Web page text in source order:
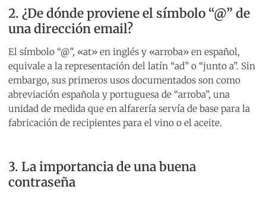
2. ¿De dónde proviene el símbolo “@” de
una dirección email?
El símbolo “@”, «at» en inglés y «arroba» en español,
equivale a la representación del latín “ad” o “junto a”. Sin
embargo, sus primeros usos documentados son como
abreviación española y portuguesa de “arroba”, una
unidad de medida que en alfarería servía de base para la
fabricación de recipientes para el vino o el aceite.
3. La importancia de una buena
contraseña